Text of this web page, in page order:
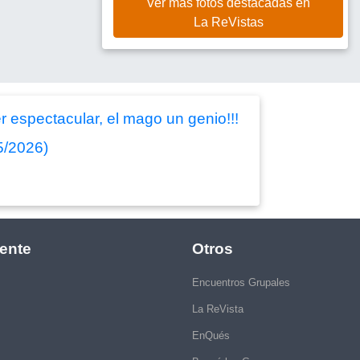
Ver más fotos destacadas en
La ReVistas
espectacular, el mago un genio!!!
2026)
Otros
Encuentros Grupales
La ReVista
EnQués